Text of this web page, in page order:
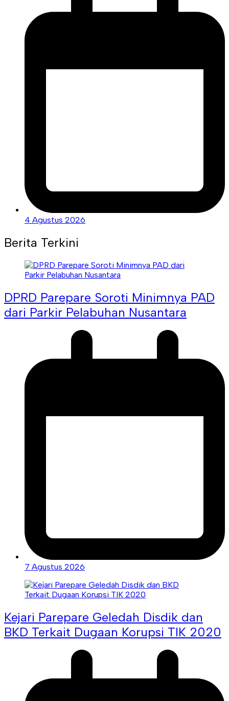
4 Agustus 2026
Berita Terkini
DPRD Parepare Soroti Minimnya PAD
dari Parkir Pelabuhan Nusantara
7 Agustus 2026
Kejari Parepare Geledah Disdik dan
BKD Terkait Dugaan Korupsi TIK 2020